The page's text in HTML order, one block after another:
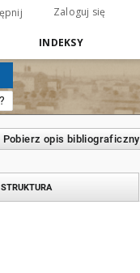
Zaloguj się
INDEKSY
?
Pobierz opis bibliograficzny
STRUKTURA